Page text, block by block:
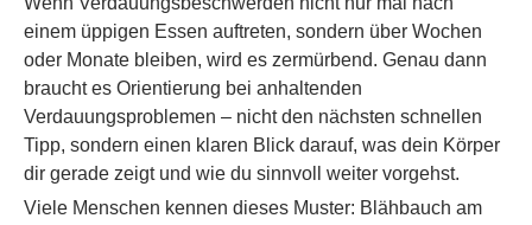
einem üppigen Essen auftreten, sondern über Wochen
oder Monate bleiben, wird es zermürbend. Genau dann
braucht es Orientierung bei anhaltenden
Verdauungsproblemen – nicht den nächsten schnellen
Tipp, sondern einen klaren Blick darauf, was dein Körper
dir gerade zeigt und wie du sinnvoll weiter vorgehst.
Viele Menschen kennen dieses Muster: Blähbauch am